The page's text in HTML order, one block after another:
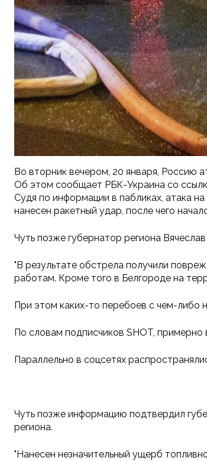
Во вторник вечером, 20 января, Россию
Об этом сообщает РБК-Украина со
Судя по информации в пабликах, атака
нанесен ракетный удар, после чего
Чуть позже губернатор региона
"В результате обстрела получили
работам. Кроме того в Белгороде на
При этом каких-то перебоев с чем-либо
По словам подписчиков SHOT,
Параллельно в соцсетях
Чуть позже информацию подтвердил
региона.
"Нанесен незначительный ущерб